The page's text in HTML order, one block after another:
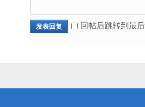
发表回复 回帖后跳转到最